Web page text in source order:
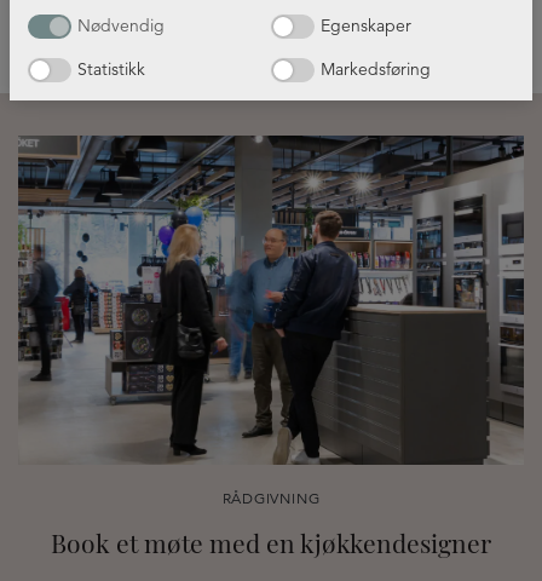
Nødvendig
Egenskaper
Statistikk
Markedsføring
RÅDGIVNING
Book et møte med en kjøkkendesigner